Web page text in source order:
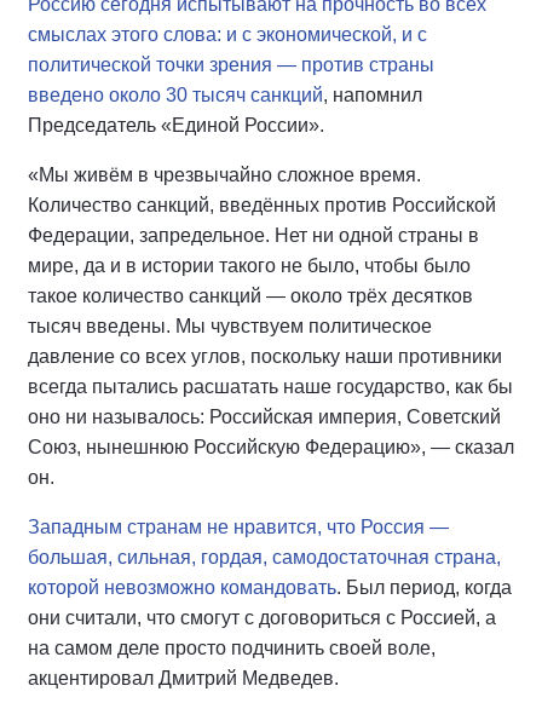
Россию сегодня испытывают на прочность во всех
смыслах этого слова: и с экономической, и с
политической точки зрения — против страны
введено около 30 тысяч санкций, напомнил
Председатель «Единой России».
«Мы живём в чрезвычайно сложное время.
Количество санкций, введённых против Российской
Федерации, запредельное. Нет ни одной страны в
мире, да и в истории такого не было, чтобы было
такое количество санкций — около трёх десятков
тысяч введены. Мы чувствуем политическое
давление со всех углов, поскольку наши противники
всегда пытались расшатать наше государство, как бы
оно ни называлось: Российская империя, Советский
Союз, нынешнюю Российскую Федерацию», — сказал
он.
Западным странам не нравится, что Россия —
большая, сильная, гордая, самодостаточная страна,
которой невозможно командовать. Был период, когда
они считали, что смогут с договориться с Россией, а
на самом деле просто подчинить своей воле,
акцентировал Дмитрий Медведев.